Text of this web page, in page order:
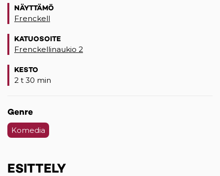
NÄYTTÄMÖ
Frenckell
KATUOSOITE
Frenckellinaukio 2
KESTO
2 t 30 min
Genre
Komedia
ESITTELY